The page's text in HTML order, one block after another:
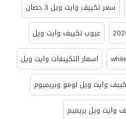
سعر تكييف وايت ويل 3 حصان
عيوب تكييف وايت ويل
اسعار التكييفات وايت ويل
وايت ويل لومو وبريميوم
وايت ويل بريميم